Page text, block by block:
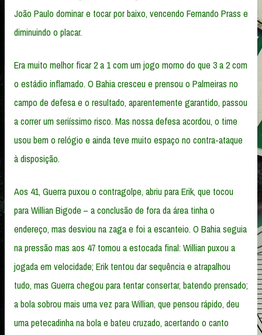
João Paulo dominar e tocar por baixo, vencendo Fernando Prass e
diminuindo o placar.
Era muito melhor ficar 2 a 1 com um jogo morno do que 3 a 2 com
o estádio inflamado. O Bahia cresceu e prensou o Palmeiras no
campo de defesa e o resultado, aparentemente garantido, passou
a correr um seriíssimo risco. Mas nossa defesa acordou, o time
usou bem o relógio e ainda teve muito espaço no contra-ataque
à disposição.
Aos 41, Guerra puxou o contragolpe, abriu para Erik, que tocou
para Willian Bigode – a conclusão de fora da área tinha o
endereço, mas desviou na zaga e foi a escanteio. O Bahia seguia
na pressão mas aos 47 tomou a estocada final: Willian puxou a
jogada em velocidade; Erik tentou dar sequência e atrapalhou
tudo, mas Guerra chegou para tentar consertar, batendo prensado;
a bola sobrou mais uma vez para Willian, que pensou rápido, deu
uma petecadinha na bola e bateu cruzado, acertando o canto